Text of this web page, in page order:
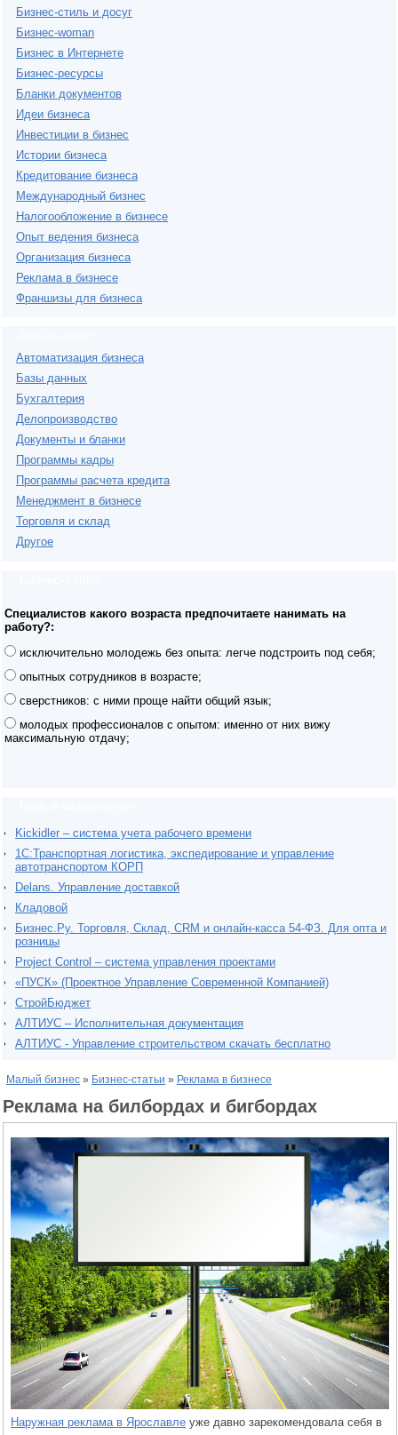
Бизнес-стиль и досуг
Бизнес-woman
Бизнес в Интернете
Бизнес-ресурсы
Бланки документов
Идеи бизнеса
Инвестиции в бизнес
Истории бизнеса
Кредитование бизнеса
Международный бизнес
Налогообложение в бизнесе
Опыт ведения бизнеса
Организация бизнеса
Реклама в бизнесе
Франшизы для бизнеса
Автоматизация бизнеса
Базы данных
Бухгалтерия
Делопроизводство
Документы и бланки
Программы кадры
Программы расчета кредита
Менеджмент в бизнесе
Торговля и склад
Другое
Специалистов какого возраста предпочитаете нанимать на
работу?:
исключительно молодежь без опыта: легче подстроить под себя;
опытных сотрудников в возрасте;
сверстников: с ними проще найти общий язык;
молодых профессионалов с опытом: именно от них вижу
максимальную отдачу;
Kickidler – система учета рабочего времени
1С:Транспортная логистика, экспедирование и управление
автотранспортом КОРП
Delans. Управление доставкой
Кладовой
Бизнес.Ру. Торговля, Склад, CRM и онлайн-касса 54-ФЗ. Для опта и
розницы
Project Сontrol – система управления проектами
«ПУСК» (Проектное Управление Современной Компанией)
СтройБюджет
АЛТИУС – Исполнительная документация
АЛТИУС - Управление строительством скачать бесплатно
Малый бизнес » Бизнес-статьи » Реклама в бизнесе
Реклама на билбордах и бигбордах
Наружная реклама в Ярославле уже давно зарекомендовала себя в